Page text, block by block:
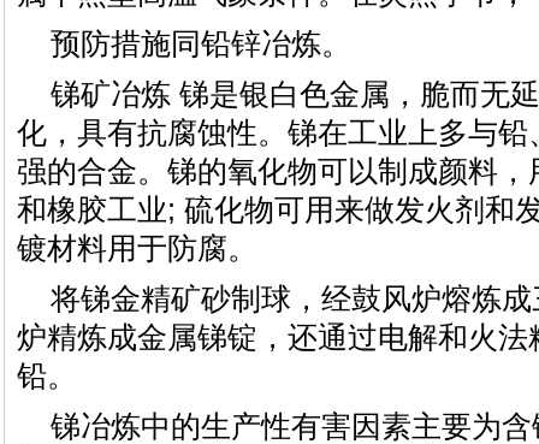
预防措施同铅锌冶炼。
锑矿冶炼 锑是银白色金属，脆而无
化，具有抗腐蚀性。锑在工业上多与
强的合金。锑的氧化物可以制成颜料
和橡胶工业; 硫化物可用来做发火剂和
镀材料用于防腐。
将锑金精矿砂制球，经鼓风炉熔炼
炉精炼成金属锑锭，还通过电解和火
铅。
锑冶炼中的生产性有害因素主要为